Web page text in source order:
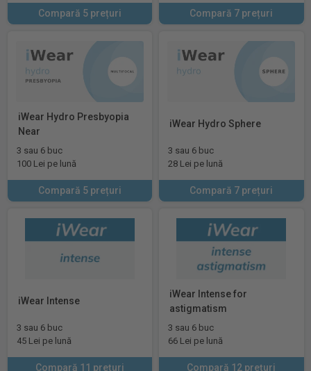
Compară 5 prețuri Compară 7 prețuri
iWear Hydro Presbyopia
Near
3 sau 6 buc
100 Lei pe lună
Compară 5 prețuri
iWear Hydro Sphere
3 sau 6 buc
28 Lei pe lună
Compară 7 prețuri
iWear Intense
3 sau 6 buc
45 Lei pe lună
Compară 11 prețuri
iWear Intense for
astigmatism
3 sau 6 buc
66 Lei pe lună
Compară 12 prețuri